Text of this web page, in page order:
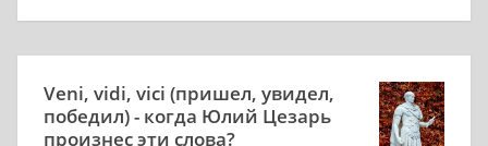
Veni, vidi, vici (пришел, увидел,
победил) - когда Юлий Цезарь
произнес эти слова?